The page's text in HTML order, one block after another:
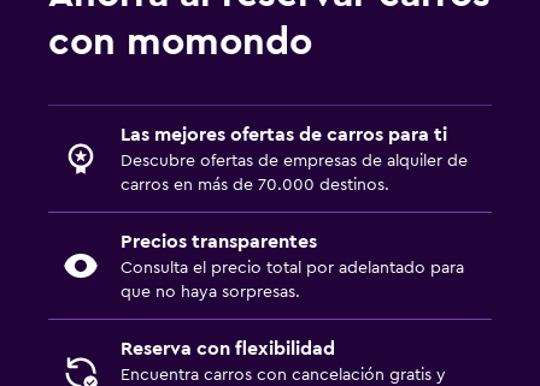
con momondo
Las mejores ofertas de carros para ti
Descubre ofertas de empresas de alquiler de
carros en más de 70.000 destinos.
Precios transparentes
Consulta el precio total por adelantado para
que no haya sorpresas.
Reserva con flexibilidad
Encuentra carros con cancelación gratis y